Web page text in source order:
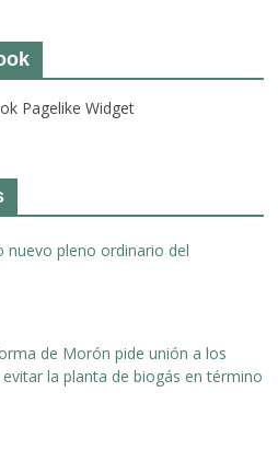
nuevo pleno ordinario del
de Morón pide unión a los
la planta de biogás en término